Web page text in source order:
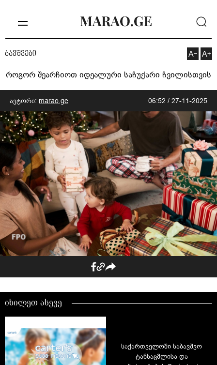
ბავშვები
როგორ შეარჩიოთ იდეალური საჩუქარი ჩვილისთვის
ავტორი: marao.ge 06:52 / 27-11-2025
იხილეთ ასევე
საქართველოში საბავშვო
ტანსაცმლისა და